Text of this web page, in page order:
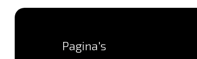
Pagina's